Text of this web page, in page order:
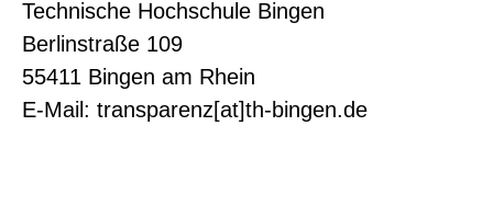
Technische Hochschule Bingen
Berlinstraße 109
55411 Bingen am Rhein
E-Mail: transparenz[at]th-bingen.de